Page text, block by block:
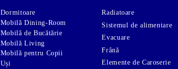
Dormitoare
Mobilă Dining-Room
Mobilă de Bucătărie
Mobilă Living
Mobilă pentru Copii
Uși
Radiatoare
Sistemul de alimentare
Evacuare
Frână
Elemente de Caroserie